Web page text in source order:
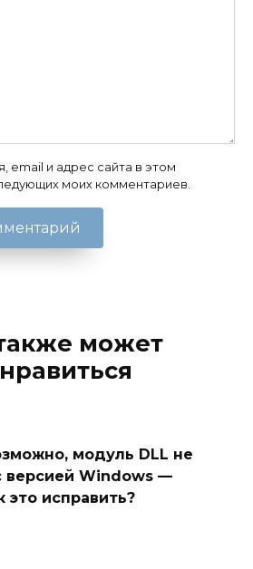
email и адрес сайта в этом
моих комментариев.
может
модуль DLL не
версией Windows —
это исправить?